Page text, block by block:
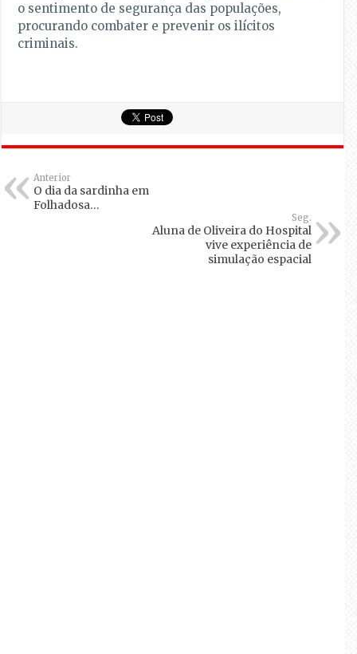
o sentimento de segurança das populações,
procurando combater e prevenir os ilícitos
criminais.
Anterior
O dia da sardinha em
Folhadosa…
Seg.
Aluna de Oliveira do Hospital
vive experiência de
simulação espacial